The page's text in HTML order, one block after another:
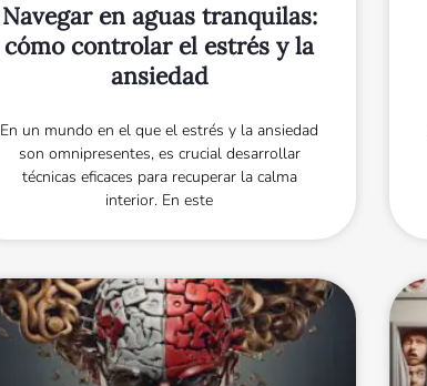
Navegar en aguas tranquilas:
cómo controlar el estrés y la
ansiedad
En un mundo en el que el estrés y la ansiedad
son omnipresentes, es crucial desarrollar
técnicas eficaces para recuperar la calma
interior. En este